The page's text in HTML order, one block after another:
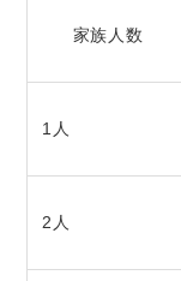
家族人数
1人
2人